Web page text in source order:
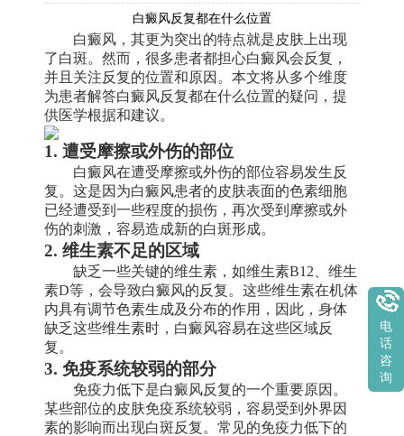
白癜风反复都在什么位置
白癜风，其更为突出的特点就是皮肤上出现
了白斑。然而，很多患者都担心白癜风会反复，
并且关注反复的位置和原因。本文将从多个维度
为患者解答白癜风反复都在什么位置的疑问，提
供医学根据和建议。
1. 遭受摩擦或外伤的部位
白癜风在遭受摩擦或外伤的部位容易发生反
复。这是因为白癜风患者的皮肤表面的色素细胞
已经遭受到一些程度的损伤，再次受到摩擦或外
伤的刺激，容易造成新的白斑形成。
2. 维生素不足的区域
缺乏一些关键的维生素，如维生素B12、维生
素D等，会导致白癜风的反复。这些维生素在机体
内具有调节色素生成及分布的作用，因此，身体
缺乏这些维生素时，白癜风容易在这些区域反
复。
3. 免疫系统较弱的部分
免疫力低下是白癜风反复的一个重要原因。
某些部位的皮肤免疫系统较弱，容易受到外界因
素的影响而出现白斑反复。常见的免疫力低下的
电
话
咨
询